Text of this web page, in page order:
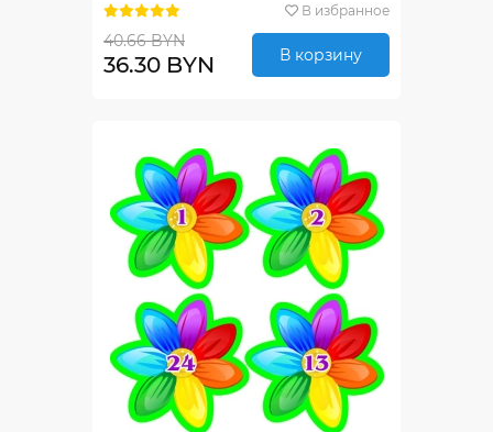
В избранное
40.66 BYN
36.30 BYN В корзину